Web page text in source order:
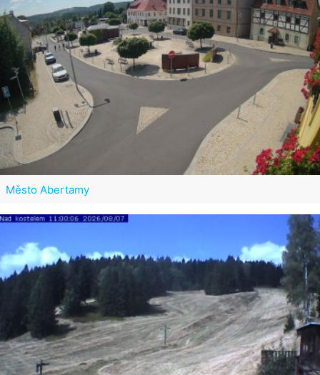
Město Abertamy